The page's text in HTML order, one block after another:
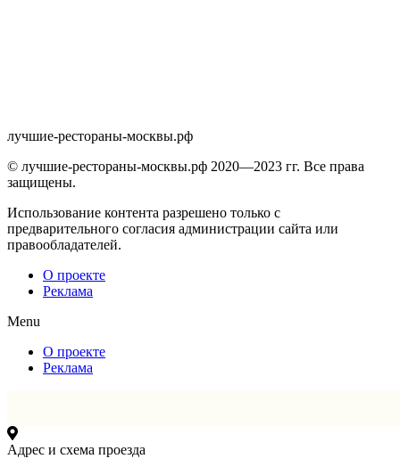
лучшие-рестораны-москвы.рф
© лучшие-рестораны-москвы.рф 2020—2023 гг. Все права
защищены.
Использование контента разрешено только с
предварительного согласия администрации сайта или
правообладателей.
О проекте
Реклама
Menu
О проекте
Реклама
Адрес и схема проезда